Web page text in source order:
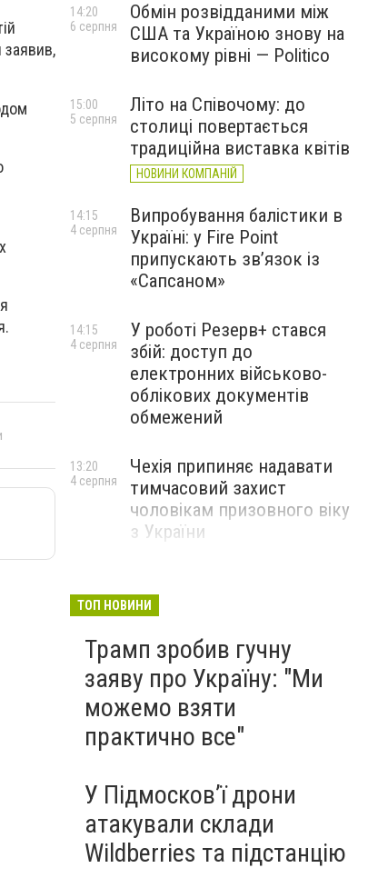
Обмін розвідданими між
США та Україною знову на
високому рівні — Politico
14:20
6 серпня
Літо на Співочому: до
столиці повертається
традиційна виставка квітів
НОВИНИ КОМПАНІЙ
15:00
5 серпня
Випробування балістики в
Україні: у Fire Point
припускають зв’язок із
«Сапсаном»
14:15
4 серпня
У роботі Резерв+ стався
збій: доступ до
електронних військово-
облікових документів
обмежений
14:15
4 серпня
Чехія припиняє надавати
тимчасовий захист
чоловікам призовного віку
з України
13:20
4 серпня
ТОП НОВИНИ
Трамп зробив гучну
заяву про Україну: "Ми
можемо взяти
практично все"
У Підмосков’ї дрони
атакували склади
Wildberries та підстанцію